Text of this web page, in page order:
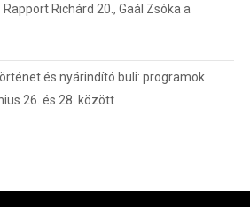
Richárd 20., Gaál Zsóka a
és nyárindító buli: programok
26. és 28. között